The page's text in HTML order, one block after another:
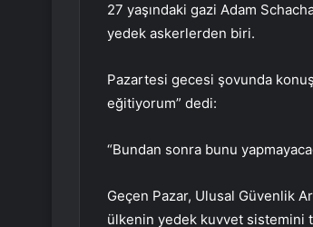
27 yaşındaki gazi Adam
yedek askerlerden biri.
Pazartesi gecesi şovunda
eğitiyorum” dedi:
“Bundan sonra bunu
Geçen Pazar, Ulusal Güvenlik
ülkenin yedek kuvvet sistemini